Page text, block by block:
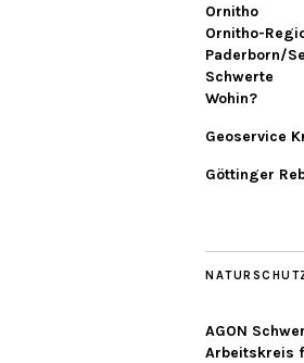
Ornitho
Ornitho-
Paderborn/
Schwerte
Wohin?
Geoservice
Göttinger
AGON
Arbeitskreis